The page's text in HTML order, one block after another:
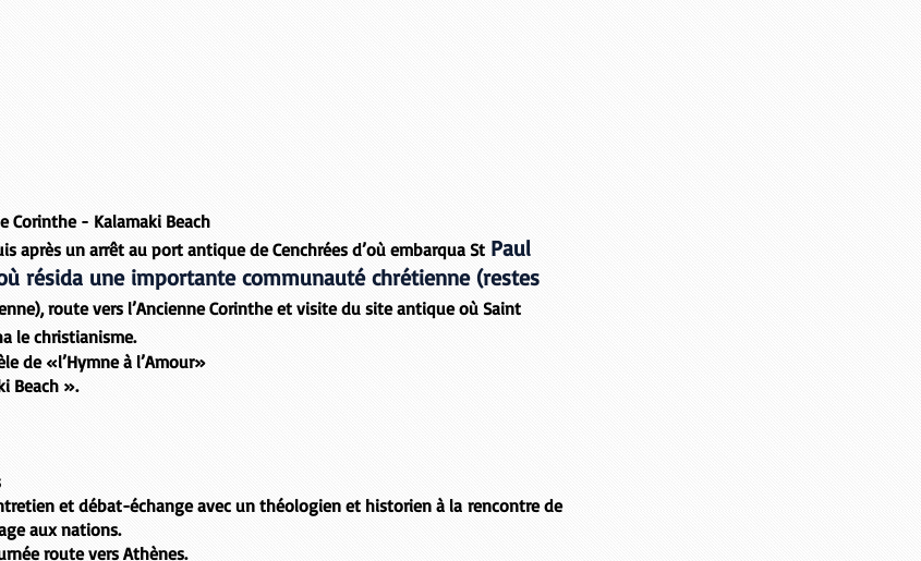
Corinthe - Kalamaki Beach
après un arrêt au port antique deCenchrées d’où embarqua St Paul
résida une importante communauté chrétienne (restes
route vers l’Ancienne Corintheet visite du site antique où Saint
le christianisme.
de «l’Hymne à l’Amour»
Beach ».
et débat-échange avec un théologien et historien à la rencontrede
aux nations.
route vers Athènes.